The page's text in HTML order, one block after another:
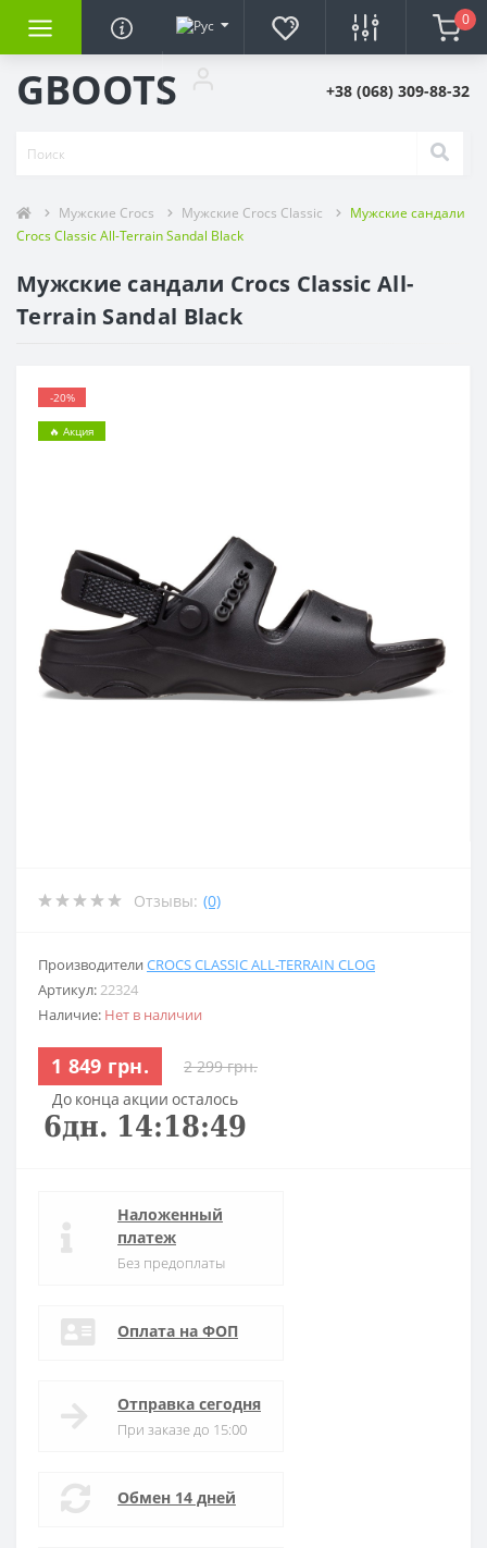
0
GBOOTS +38 (068) 309-88-32
Мужские Crocs Мужские Crocs Classic
Мужские сандали
Crocs Classiс All-Terrain Sandal Black
Мужские сандали Crocs Classiс All-
Terrain Sandal Black
-20%
🔥 Акция
Отзывы: (0)
Производители CROCS CLASSIC ALL-TERRAIN CLOG
Артикул:22324
Наличие: Нет в наличии
1 849 грн.
2 299 грн.
До конца акции осталось
6дн. 14:18:49
Наложенный
платеж
Без предоплаты
Оплата на ФОП
Отправка сегодня
При заказе до 15:00
Обмен 14 дней